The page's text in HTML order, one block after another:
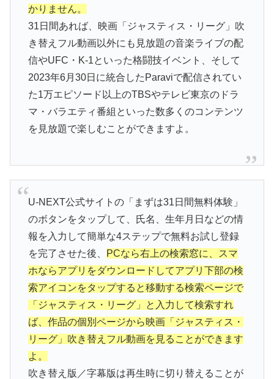
かりません。
31日間あれば、映画「ジャスティス・リーグ」吹
き替えフル動画以外にも見放題の音楽ライブの配
信やUFC・K-1といった格闘技イベント、そして
2023年6月30日に統合したParaviで配信されてい
た1万エピソード以上のTBSやテレビ東京のドラ
マ・バラエティ番組といった数多くのコンテンツ
を見放題で楽しむことができますよ。
U-NEXT公式サイトの「まずは31日間無料体験」
のボタンをタップして、氏名、生年月日などの情
報を入力して簡単な4ステップで無料お試し登録
を完了させた後、
PCなら右上の検索窓に、スマ
ホならアプリをダウンロードしてアプリ下部の検
索アイコンをタップすると移動する検索ページで
「ジャスティス・リーグ」と入力して検索すれ
ば、作品の個別ページから映画「ジャスティス・
リーグ」吹き替えフル動画を見ることができます
よ。
吹き替え版／字幕版は再生時に切り替えることが